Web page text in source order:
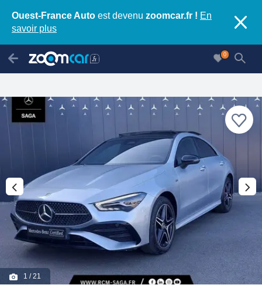
Ouest-France Auto est devenu zoomcar.fr ! En
savoir plus
0
1 / 21